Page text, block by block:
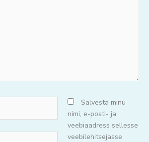
Salvesta minu
nimi, e-posti- ja
veebiaadress sellesse
veebilehitsejasse